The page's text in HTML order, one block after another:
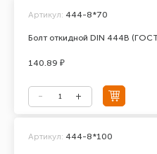
Болт откидной DIN 444В
Артикул: 444-8*70
140.89 ₽
Артикул: 444-8*100